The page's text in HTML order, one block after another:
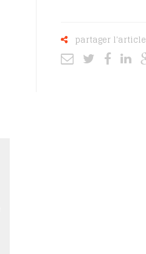
partager l'article